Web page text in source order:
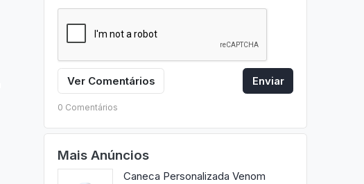
Ver Comentários Enviar
0 Comentários
Mais Anúncios
Caneca Personalizada Venom